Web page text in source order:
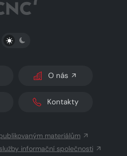
PŘEPNOUT SVĚTLÝ/TMAVÝ REŽIM
O nás
Kontakty
materiálům
informační společnosti